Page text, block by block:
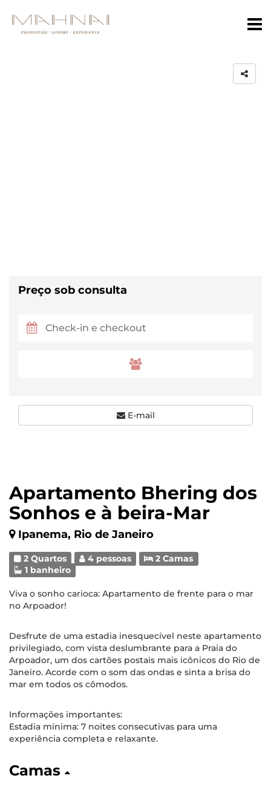
Apartamento Bhering dos
Sonhos e à beira-Mar
Ipanema, Rio de Janeiro
2 Quartos 4 pessoas
2 Camas
1 banheiro
Viva o sonho carioca: Apartamento de frente para o mar
no Arpoador!
Desfrute de uma estadia inesquecível neste apartamento
privilegiado, com vista deslumbrante para a Praia do
Arpoador, um dos cartões postais mais icônicos do Rio de
Janeiro. Acorde com o som das ondas e sinta a brisa do
mar em todos os cômodos.
Informações importantes:
Estadia mínima: 7 noites consecutivas para uma
experiência completa e relaxante.
Camas
Preço sob consulta
E-mail